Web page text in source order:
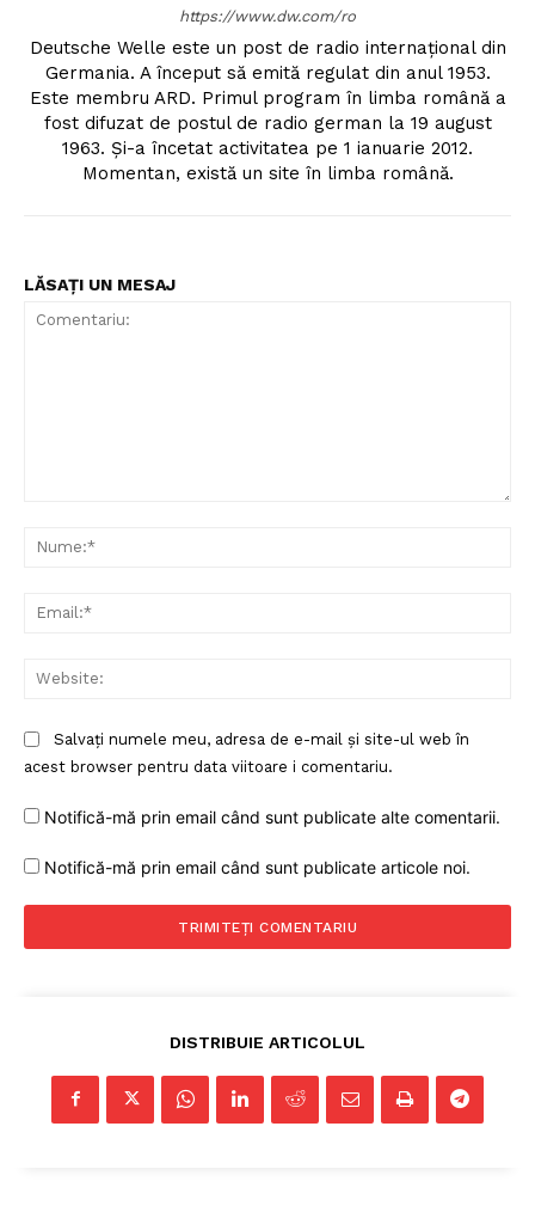
https://www.dw.com/ro
Deutsche Welle este un post de radio internațional din
Germania. A început să emită regulat din anul 1953.
Este membru ARD. Primul program în limba română a
fost difuzat de postul de radio german la 19 august
1963. Și-a încetat activitatea pe 1 ianuarie 2012.
Momentan, există un site în limba română.
LĂSAȚI UN MESAJ
Salvați numele meu, adresa de e-mail și site-ul web în
acest browser pentru data viitoare i comentariu.
Notifică-mă prin email când sunt publicate alte comentarii.
Notifică-mă prin email când sunt publicate articole noi.
DISTRIBUIE ARTICOLUL